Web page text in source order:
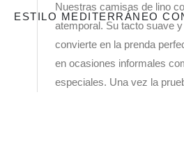
ESTILO MEDITERRÁNEO
Nuestras camisas de lino
atemporal. Su tacto suave
convierte en la prenda
en ocasiones informales
especiales. Una vez la